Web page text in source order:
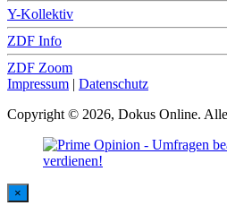
Y-Kollektiv
ZDF Info
ZDF Zoom
Impressum | Datenschutz
Copyright © 2026, Dokus Online.
×